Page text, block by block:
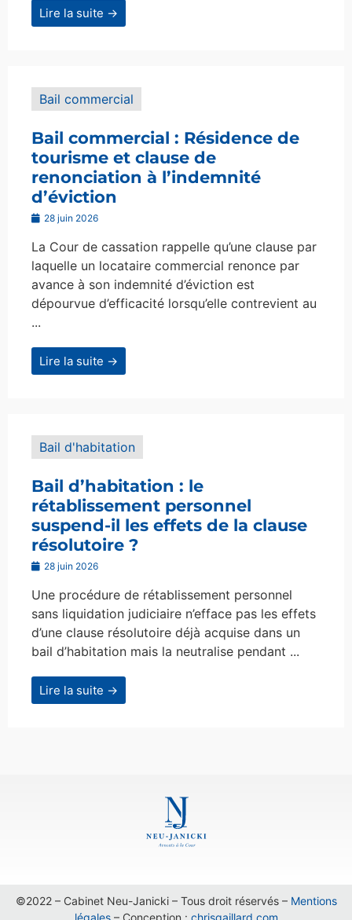
Lire la suite →
Bail commercial
Bail commercial : Résidence de
tourisme et clause de
renonciation à l’indemnité
d’éviction
28 juin 2026
La Cour de cassation rappelle qu’une clause par
laquelle un locataire commercial renonce par
avance à son indemnité d’éviction est
dépourvue d’efficacité lorsqu’elle contrevient au
...
Lire la suite →
Bail d'habitation
Bail d’habitation : le
rétablissement personnel
suspend-il les effets de la clause
résolutoire ?
28 juin 2026
Une procédure de rétablissement personnel
sans liquidation judiciaire n’efface pas les effets
d’une clause résolutoire déjà acquise dans un
bail d’habitation mais la neutralise pendant ...
Lire la suite →
©2022 – Cabinet Neu-Janicki – Tous droit réservés – Mentions
légales– Conception : chrisgaillard.com